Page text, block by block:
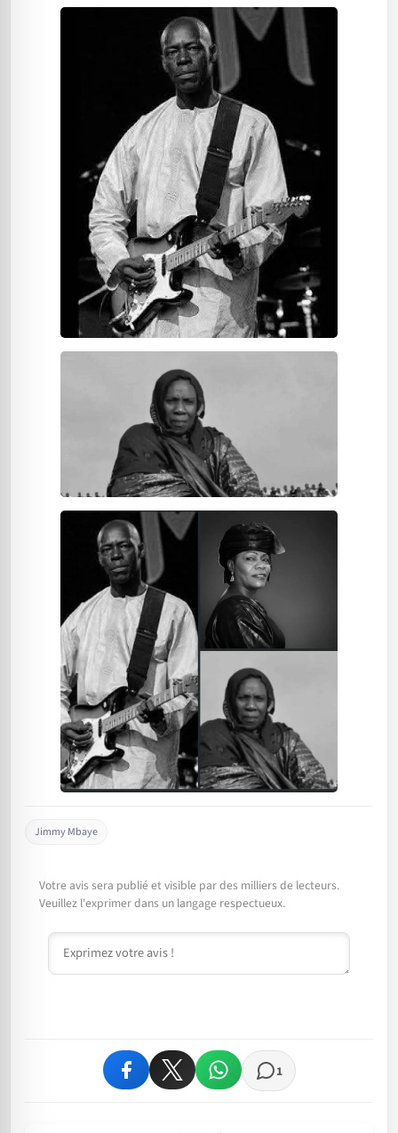
Jimmy Mbaye
Votre avis sera publié et visible par des milliers de lecteurs.
Veuillez l'exprimer dans un langage respectueux.
Commentaire
1